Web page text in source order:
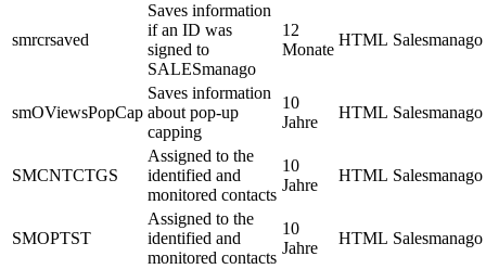
smrcrsaved
Saves information
if an ID was
signed to
SALESmanago
12
Monate
HTML Salesmanago
smOViewsPopCap
Saves information
about pop-up
capping
10
Jahre
HTML Salesmanago
SMCNTCTGS
Assigned to the
identified and
monitored contacts
10
Jahre
HTML Salesmanago
SMOPTST
Assigned to the
identified and
monitored contacts
10
Jahre
HTML Salesmanago